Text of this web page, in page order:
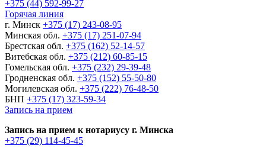
+375 (44) 592-99-27
Горячая линия
г. Минск +375 (17) 243-08-95
Минская обл. +375 (17) 251-07-94
Брестская обл. +375 (162) 52-14-57
Витебская обл. +375 (212) 60-85-15
Гомельская обл. +375 (232) 29-39-48
Гродненская обл. +375 (152) 55-50-80
Могилевская обл. +375 (222) 76-48-50
БНП +375 (17) 323-59-34
Запись на прием
Запись на прием к нотариусу г. Минска
+375 (29) 114-45-45